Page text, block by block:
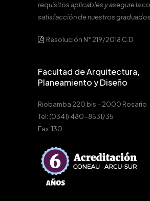
requisitos aplicables y asegure la
satisfacción de nuestros
Resolución N° 219/2018 C.D.
Facultad de Arquitectura,
Planeamiento y Diseño
Riobamba 220 bis – 2000 Rosario
Tel: (0341) 480-8531/35
Fax: 130